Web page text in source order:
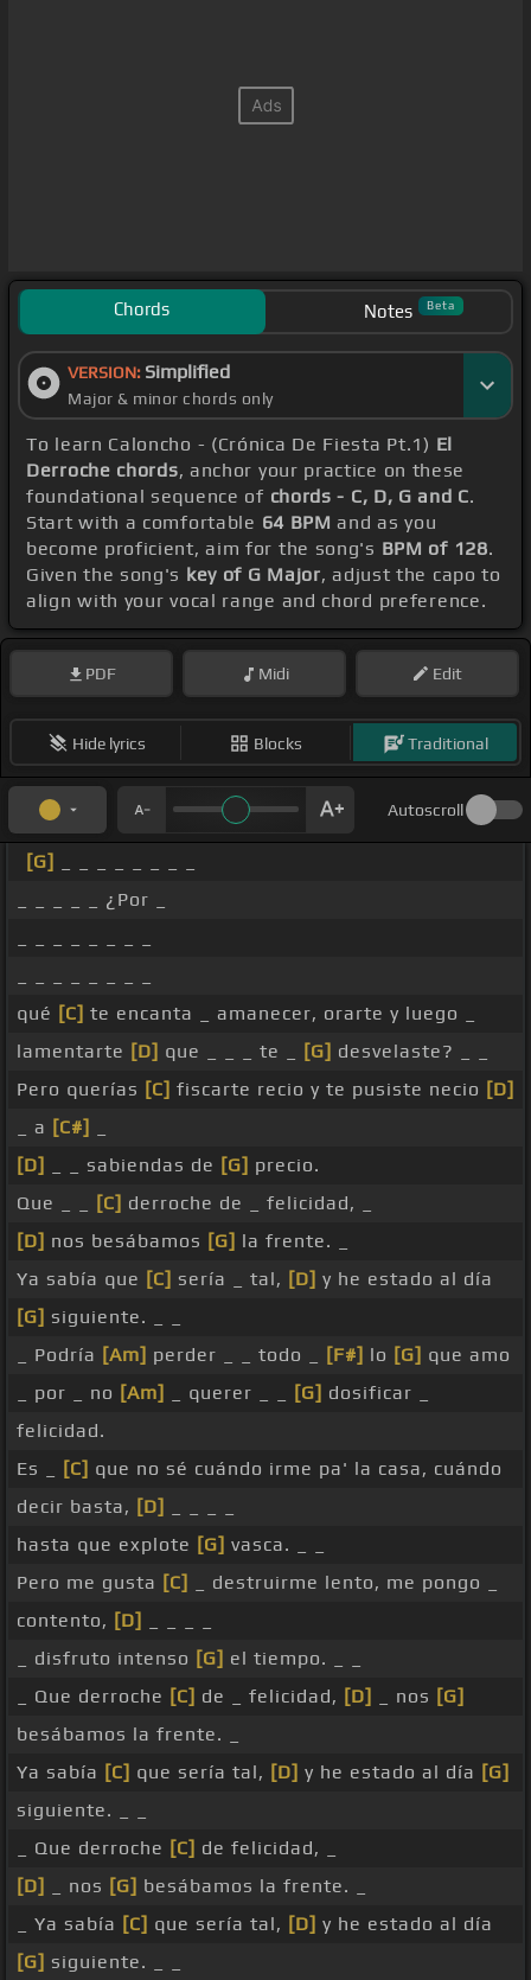
Chords Notes Beta
VERSION: Simplified
Major & minor chords only
To learn Caloncho - (Crónica De Fiesta Pt.1) El
Derroche chords, anchor your practice on these
foundational sequence of chords - C, D, G and C.
Start with a comfortable 64 BPM and as you
become proficient, aim for the song's BPM of 128.
Given the song's key of G Major, adjust the capo to
align with your vocal range and chord preference.
PDF Midi Edit
Hide lyrics Blocks Traditional
Autoscroll
[G]
_ _ _ _ _ ¿Por _
qué [C] te encanta _ amanecer, orarte y luego _
lamentarte [D] que _ _ _ te _ [G] desvelaste? _ _
Pero querías [C] fiscarte recio y te pusiste necio [D]
_ a [C#]
[D]
_ _ sabiendas de [G] precio.
Que _ _
[C] derroche de _ felicidad, _
[D] nos besábamos [G] la frente. _
Ya sabía que [C] sería _ tal, [D] y he estado al día
[G] siguiente. _ _
_ Podría [Am] perder _ _ todo _ [F#] lo [G] que amo
_ por _ no [Am] _ querer _ _ [G] dosificar _
felicidad.
Es _
[C] que no sé cuándo irme pa' la casa, cuándo
decir basta, [D]
hasta que explote [G] vasca. _ _
Pero me gusta [C]
_ destruirme lento, me pongo _
contento, [D]
_ disfruto intenso [G] el tiempo. _ _
_ Que derroche [C] de _ felicidad, [D] _ nos [G]
besábamos la frente. _
Ya sabía [C] que sería tal, [D] y he estado al día [G]
siguiente. _ _
_ Que derroche [C] de felicidad, _
[D]
_ nos [G] besábamos la frente. _
_ Ya sabía [C] que sería tal, [D] y he estado al día
[G] siguiente. _ _